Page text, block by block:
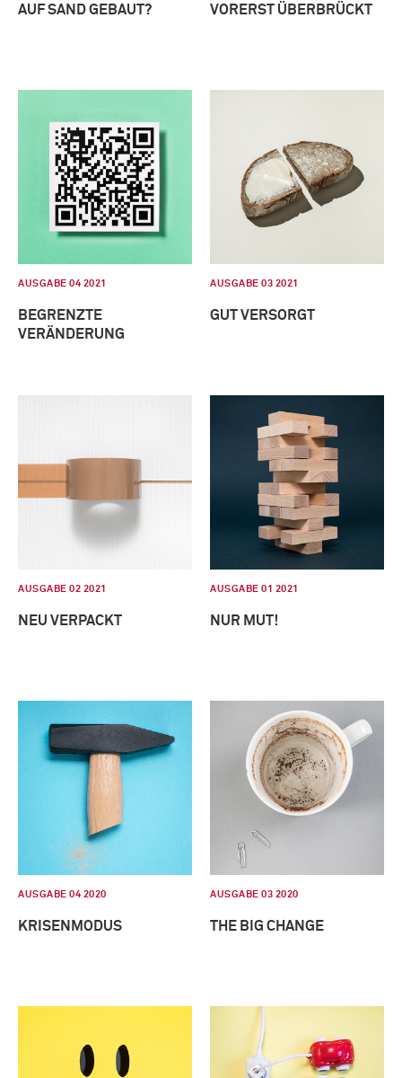
AUF SAND GEBAUT? VORERST ÜBERBRÜCKT
AUSGABE 04 2021
BEGRENZTE
VERÄNDERUNG
AUSGABE 03 2021
GUT VERSORGT
AUSGABE 02 2021
NEU VERPACKT
AUSGABE 01 2021
NUR MUT!
AUSGABE 04 2020
KRISENMODUS
AUSGABE 03 2020
THE BIG CHANGE